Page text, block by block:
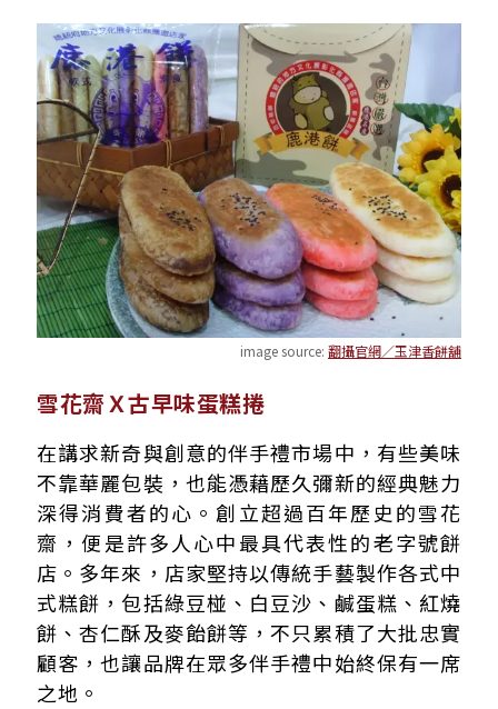
image source: 翻攝官網／玉津香餅舖
雪花齋Ｘ古早味蛋糕捲
在講求新奇與創意的伴手禮市場中，有些美味
不靠華麗包裝，也能憑藉歷久彌新的經典魅力
深得消費者的心。創立超過百年歷史的雪花
齋，便是許多人心中最具代表性的老字號餅
店。多年來，店家堅持以傳統手藝製作各式中
式糕餅，包括綠豆椪、白豆沙、鹹蛋糕、紅燒
餅、杏仁酥及麥飴餅等，不只累積了大批忠實
顧客，也讓品牌在眾多伴手禮中始終保有一席
之地。